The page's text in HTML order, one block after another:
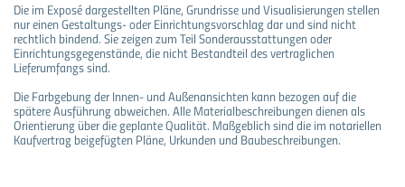
Die im Exposé dargestellten Pläne, Grundrisse und Visualisierungen stellen
nur einen Gestaltungs- oder Einrichtungsvorschlag dar und sind nicht
rechtlich bindend. Sie zeigen zum Teil Sonderausstattungen oder
Einrichtungsgegenstände, die nicht Bestandteil des vertraglichen
Lieferumfangs sind.
Die Farbgebung der Innen- und Außenansichten kann bezogen auf die
spätere Ausführung abweichen. Alle Materialbeschreibungen dienen als
Orientierung über die geplante Qualität. Maßgeblich sind die im notariellen
Kaufvertrag beigefügten Pläne, Urkunden und Baubeschreibungen.